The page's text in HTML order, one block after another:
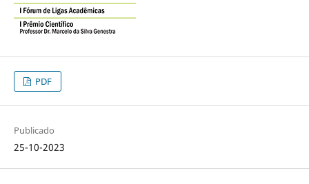
PDF
Publicado
25-10-2023